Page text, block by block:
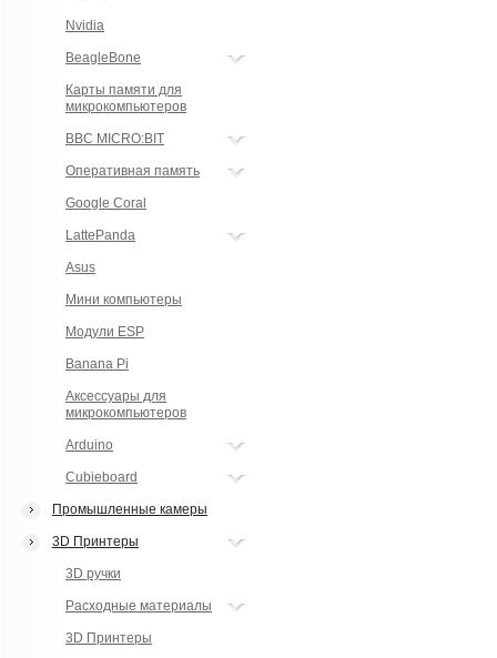
Nvidia
BeagleBone
Карты памяти для
микрокомпьютеров
BBC MICRO:BIT
Оперативная память
Google Coral
LattePanda
Asus
Мини компьютеры
Модули ESP
Banana Pi
Аксессуары для
микрокомпьютеров
Arduino
Cubieboard
Промышленные камеры
3D Принтеры
3D ручки
Расходные материалы
3D Принтеры